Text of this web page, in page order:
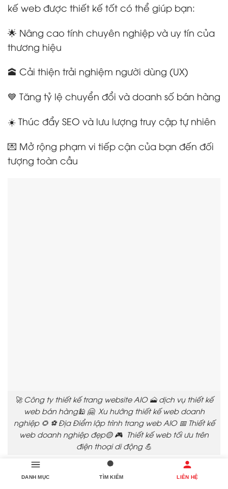
kế web được thiết kế tốt có thể giúp bạn:
🌟 Nâng cao tính chuyên nghiệp và uy tín của
thương hiệu
🕋 Cải thiện trải nghiệm người dùng (UX)
💙 Tăng tỷ lệ chuyển đổi và doanh số bán hàng
☀️ Thúc đẩy SEO và lưu lượng truy cập tự nhiên
💌 Mở rộng phạm vi tiếp cận của bạn đến đối
tượng toàn cầu
🚀 Công ty thiết kế trang website AIO 🗻 dịch vụ thiết kế
web bán hàng🕌 🤗 Xu hướng thiết kế web doanh
nghiệp 🌻 ⚽ Địa Điểm lập trình trang web AIO 📅 Thiết kế
web doanh nghiệp đẹp🟡 🎮 Thiết kế web tối ưu trên
điện thoại di động 💪
🌟 3. Làm thế nào để chọn nhà cung cấp mẫu
DANH MỤC TÌM KIẾM LIÊN HỆ